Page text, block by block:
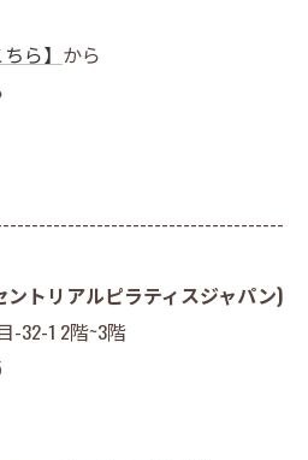
ちら】 から
ントリアルピラティスジャパン)
-32-1 2階~3階